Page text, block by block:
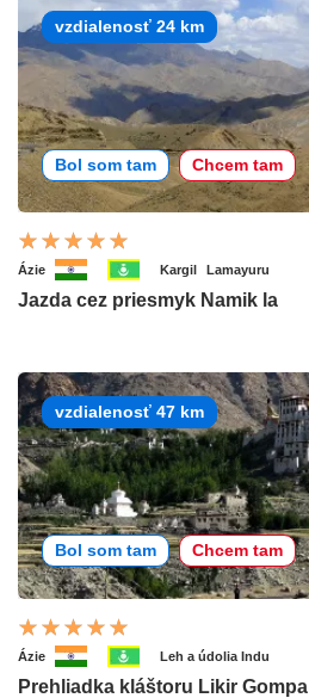
vzdialenosť 24 km
Bol som tam Chcem tam
Ázie Kargil Lamayuru
Jazda cez priesmyk Namik la
vzdialenosť 47 km
Bol som tam Chcem tam
Ázie Leh a údolia Indu
Prehliadka kláštoru Likir Gompa